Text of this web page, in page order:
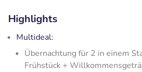
Highlights
Multideal:
Übernachtung für 2 in einem
Frühstück +